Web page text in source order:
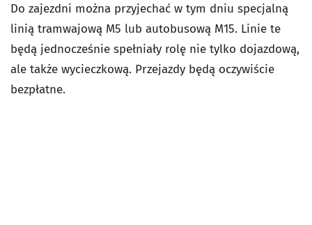
Do zajezdni można przyjechać w tym dniu specjalną
linią tramwajową M5 lub autobusową M15. Linie te
będą jednocześnie spełniały rolę nie tylko dojazdową,
ale także wycieczkową. Przejazdy będą oczywiście
bezpłatne.